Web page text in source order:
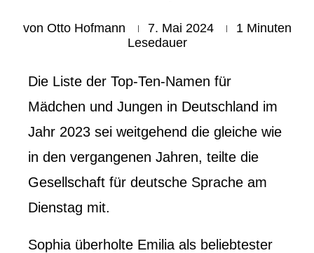
von Otto Hofmann 7. Mai 2024
1 Minuten
Lesedauer
Die Liste der Top-Ten-Namen für
Mädchen und Jungen in Deutschland im
Jahr 2023 sei weitgehend die gleiche wie
in den vergangenen Jahren, teilte die
Gesellschaft für deutsche Sprache am
Dienstag mit.
Sophia überholte Emilia als beliebtester